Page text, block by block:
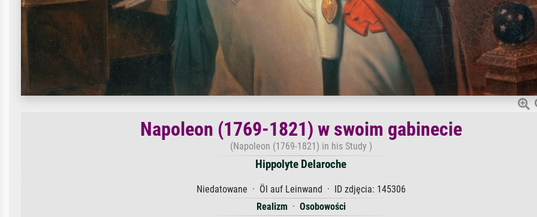
Napoleon (1769-1821) w swoim gabinecie
(Napoleon (1769-1821) in his Study )
Hippolyte Delaroche
Niedatowane · Öl auf Leinwand · ID zdjęcia: 145306
Realizm · Osobowości